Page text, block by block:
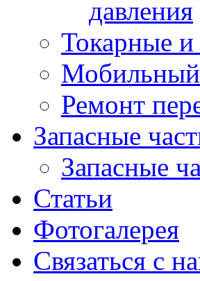
давления
Токарные
Мобильный
Ремонт
Запасные
Запасные
Статьи
Фотогалерея
Связаться с